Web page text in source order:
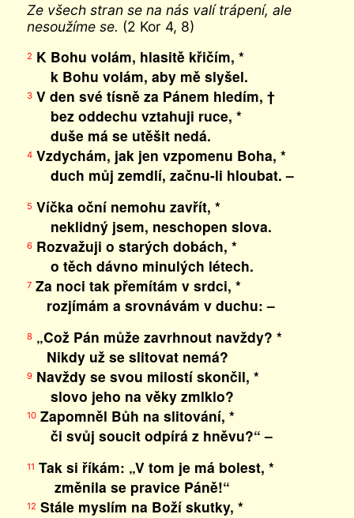
Ze všech stran se na nás valí trápení, ale
nesoužíme se. (2 Kor 4, 8)
2 K Bohu volám, hlasitě křičím, *
k Bohu volám, aby mě slyšel.
3V den své tísně za Pánem hledím, †
bez oddechu vztahuji ruce, *
duše má se utěšit nedá.
4Vzdychám, jak jen vzpomenu Boha, *
duch můj zemdlí, začnu-li hloubat. –
5 Víčka oční nemohu zavřít, *
neklidný jsem, neschopen slova.
6Rozvažuji o starých dobách, *
o těch dávno minulých létech.
7Za noci tak přemítám v srdci, *
rozjímám a srovnávám v duchu: –
8 „Což Pán může zavrhnout navždy? *
Nikdy už se slitovat nemá?
9Navždy se svou milostí skončil, *
slovo jeho na věky zmlklo?
10Zapomněl Bůh na slitování, *
či svůj soucit odpírá z hněvu?“ –
11 Tak si říkám: „V tom je má bolest, *
změnila se pravice Páně!“
12 Stále myslím na Boží skutky, *